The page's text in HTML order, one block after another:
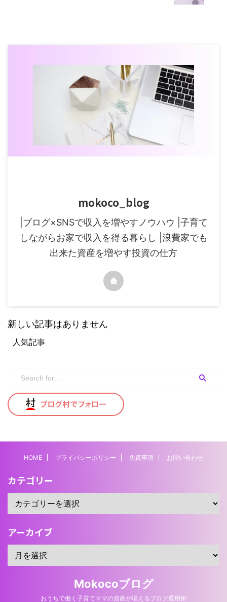
mokoco_blog
|ブログ×SNSで収入を増やすノウハウ |子育て
しながらお家で収入を得る暮らし |浪費家でも
出来た資産を増やす投資の仕方
新しい記事はありません
人気記事
HOME プライバシーポリシー 免責事項 お問い合わせ
カテゴリー
アーカイブ
Mokocoブログ
おうちで働く子育てママの資産が増えるブログ運用術